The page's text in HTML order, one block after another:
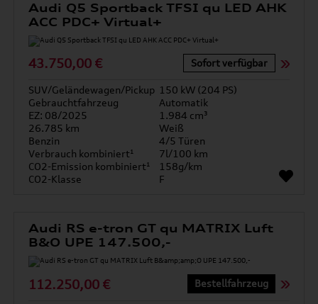
Audi Q5 Sportback TFSI qu LED AHK
ACC PDC+ Virtual+
43.750,00 € Sofort verfügbar
SUV/Geländewagen/Pickup 150 kW (204 PS)
Gebrauchtfahrzeug
Automatik
EZ: 08/2025
1.984 cm³
26.785 km
Weiß
Benzin
4/5 Türen
Verbrauch kombiniert¹
7l/100 km
CO2-Emission kombiniert¹
158g/km
CO2-Klasse
F
Audi RS e-tron GT qu MATRIX Luft
B&O UPE 147.500,-
112.250,00 € Bestellfahrzeug